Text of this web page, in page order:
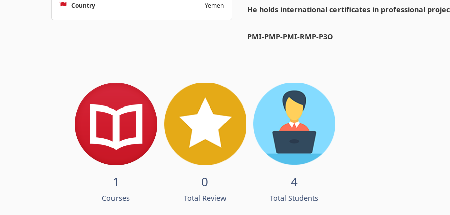
Country Yemen He holds international certificates in professional
PMI-PMP-PMI-RMP-P3O
1
Courses
0
Total Review
4
Total Students